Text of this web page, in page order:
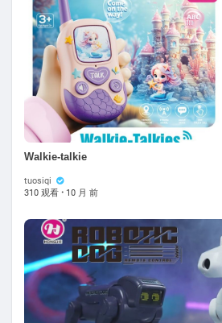
Walkie-talkie
tuosiqi
310 观看 · 10 月 前